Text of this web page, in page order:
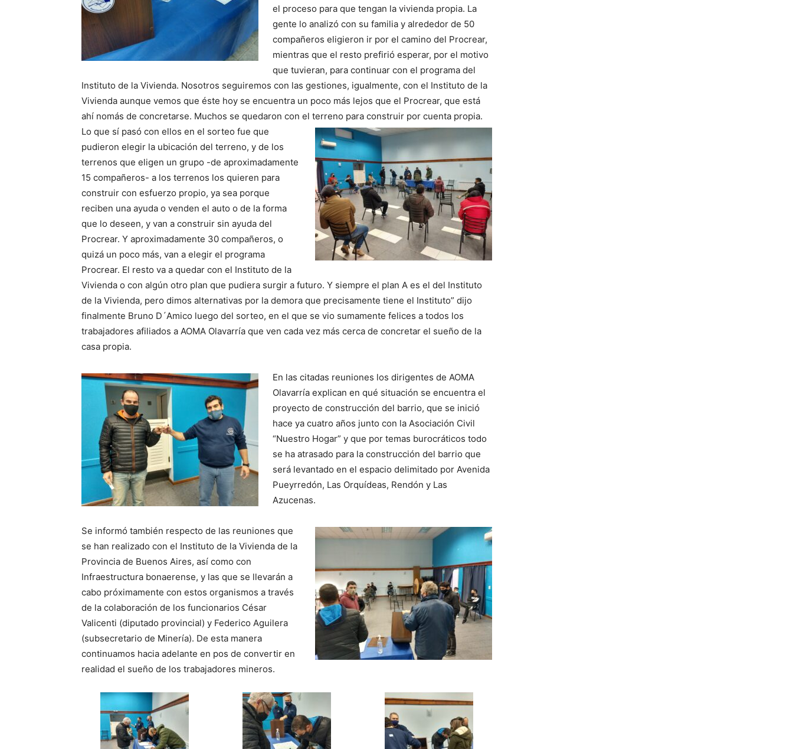
el proceso para que tengan la vivienda propia. La
gente lo analizó con su familia y alrededor de 50
compañeros eligieron ir por el camino del Procrear,
mientras que el resto prefirió esperar, por el motivo
que tuvieran, para continuar con el programa del
Instituto de la Vivienda. Nosotros seguiremos con las gestiones, igualmente, con el Instituto de la
Vivienda aunque vemos que éste hoy se encuentra un poco más lejos que el Procrear, que está
ahí nomás de concretarse. Muchos se quedaron con el terreno para construir por cuenta propia.
Lo que sí pasó con ellos en el sorteo fue que
pudieron elegir la ubicación del terreno, y de los
terrenos que eligen un grupo -de aproximadamente
15 compañeros- a los terrenos los quieren para
construir con esfuerzo propio, ya sea porque
reciben una ayuda o venden el auto o de la forma
que lo deseen, y van a construir sin ayuda del
Procrear. Y aproximadamente 30 compañeros, o
quizá un poco más, van a elegir el programa
Procrear. El resto va a quedar con el Instituto de la
Vivienda o con algún otro plan que pudiera surgir a futuro. Y siempre el plan A es el del Instituto
de la Vivienda, pero dimos alternativas por la demora que precisamente tiene el Instituto” dijo
finalmente Bruno D´Amico luego del sorteo, en el que se vio sumamente felices a todos los
trabajadores afiliados a AOMA Olavarría que ven cada vez más cerca de concretar el sueño de la
casa propia.
En las citadas reuniones los dirigentes de AOMA
Olavarría explican en qué situación se encuentra el
proyecto de construcción del barrio, que se inició
hace ya cuatro años junto con la Asociación Civil
“Nuestro Hogar” y que por temas burocráticos todo
se ha atrasado para la construcción del barrio que
será levantado en el espacio delimitado por Avenida
Pueyrredón, Las Orquídeas, Rendón y Las
Azucenas.
Se informó también respecto de las reuniones que
se han realizado con el Instituto de la Vivienda de la
Provincia de Buenos Aires, así como con
Infraestructura bonaerense, y las que se llevarán a
cabo próximamente con estos organismos a través
de la colaboración de los funcionarios César
Valicenti (diputado provincial) y Federico Aguilera
(subsecretario de Minería). De esta manera
continuamos hacia adelante en pos de convertir en
realidad el sueño de los trabajadores mineros.